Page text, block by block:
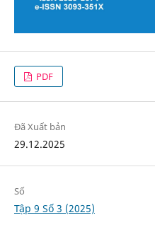
PDF
Đã Xuất bản
29.12.2025
Số
Tập 9 Số 3 (2025)